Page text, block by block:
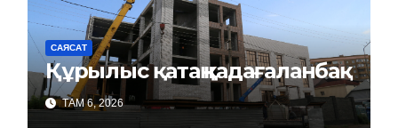
САЯСАТ
Құрылыс қатаң қадағаланбақ
ТАМ 6, 2026